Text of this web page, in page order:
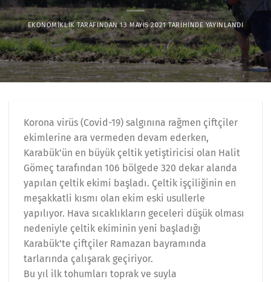
EKONOMIKLIK TARAFINDAN 13 MAYIS 2021TARIHINDE YAYINLANDI
Korona virüs (Covid-19) salgınına rağmen çiftçiler
ekimlerine ara vermeden devam ederken,
Karabük’ün en büyük çeltik yetiştiricisi olan Halit
Gömeç tarafından 106 bölgede 320 dekar alanda
yapılan çeltik ekimi başladı. Çeltik işçiliğinin en
meşakkatli kısmı olan ekim eski usullerle
yapılıyor. Hava sıcaklıkların geceleri düşük olması
nedeniyle çeltik ekiminin yeni başladığı
Karabük’te çiftçiler Ramazan bayramında
tarlarında çalışarak geçiriyor.
Bu yıl ilk tohumları toprak ve suyla